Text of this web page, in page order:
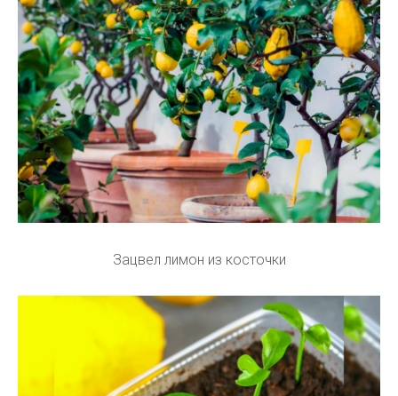
Зацвел лимон из косточки